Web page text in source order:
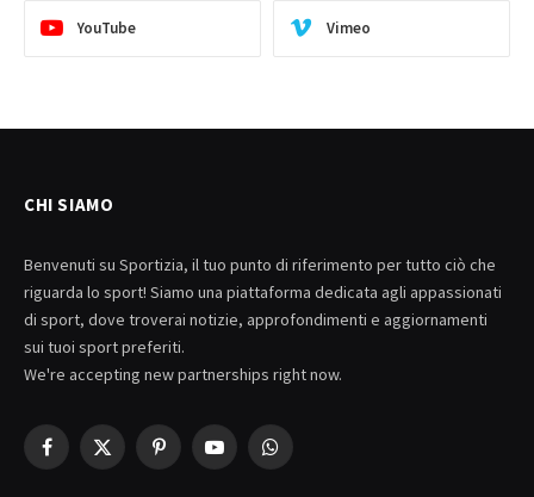
YouTube Vimeo
CHI SIAMO
Benvenuti su Sportizia, il tuo punto di riferimento per tutto ciò che
riguarda lo sport! Siamo una piattaforma dedicata agli appassionati
di sport, dove troverai notizie, approfondimenti e aggiornamenti
sui tuoi sport preferiti.
We're accepting new partnerships right now.
Facebook
X
PinterestYouTubeWhatsApp